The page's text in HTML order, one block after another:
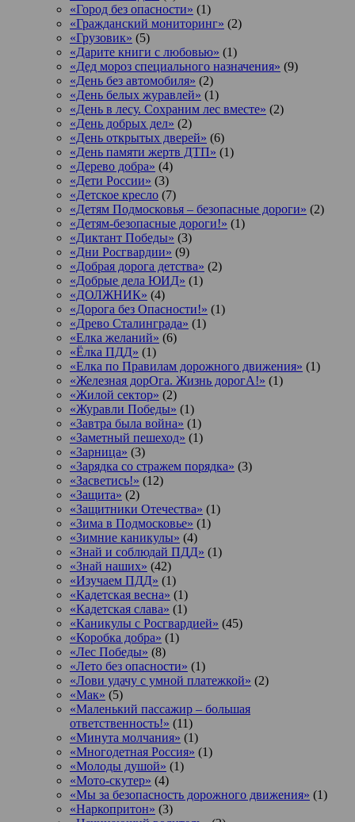
«Город без опасности» (1)
«Гражданский мониторинг» (2)
«Грузовик» (5)
«Дарите книги с любовью» (1)
«Дед мороз специального назначения» (9)
«День без автомобиля» (2)
«День белых журавлей» (1)
«День в лесу. Сохраним лес вместе» (2)
«День добрых дел» (2)
«День открытых дверей» (6)
«День памяти жертв ДТП» (1)
«Дерево добра» (4)
«Дети России» (3)
«Детское кресло (7)
«Детям Подмосковья – безопасные дороги» (2)
«Детям-безопасные дороги!» (1)
«Диктант Победы» (3)
«Дни Росгвардии» (9)
«Добрая дорога детства» (2)
«Добрые дела ЮИД» (1)
«ДОЛЖНИК» (4)
«Дорога без Опасности!» (1)
«Древо Сталинграда» (1)
«Елка желаний» (6)
«Ёлка ПДД» (1)
«Елка по Правилам дорожного движения» (1)
«Железная дорОга. Жизнь дорогА!» (1)
«Жилой сектор» (2)
«Журавли Победы» (1)
«Завтра была война» (1)
«Заметный пешеход» (1)
«Зарница» (3)
«Зарядка со стражем порядка» (3)
«Засветись!» (12)
«Защита» (2)
«Защитники Отечества» (1)
«Зима в Подмосковье» (1)
«Зимние каникулы» (4)
«Знай и соблюдай ПДД» (1)
«Знай наших» (42)
«Изучаем ПДД» (1)
«Кадетская весна» (1)
«Кадетская слава» (1)
«Каникулы с Росгвардией» (45)
«Коробка добра» (1)
«Лес Победы» (8)
«Лето без опасности» (1)
«Лови удачу с умной платежкой» (2)
«Мак» (5)
«Маленький пассажир – большая
ответственность!» (11)
«Минута молчания» (1)
«Многодетная Россия» (1)
«Молоды душой» (1)
«Мото-скутер» (4)
«Мы за безопасность дорожного движения» (1)
«Наркопритон» (3)